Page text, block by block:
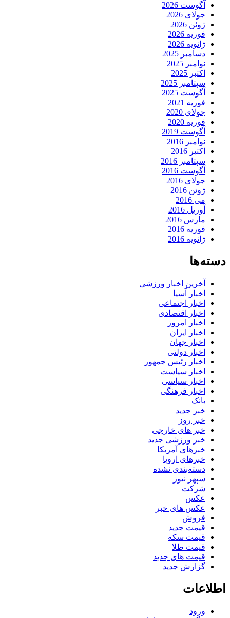
آگوست 2026
جولای 2026
ژوئن 2026
فوریه 2026
ژانویه 2026
دسامبر 2025
نوامبر 2025
اکتبر 2025
سپتامبر 2025
آگوست 2025
فوریه 2021
جولای 2020
فوریه 2020
آگوست 2019
نوامبر 2016
اکتبر 2016
سپتامبر 2016
آگوست 2016
جولای 2016
ژوئن 2016
می 2016
آوریل 2016
مارس 2016
فوریه 2016
ژانویه 2016
دسته‌ها
آخرین اخبار ورزشی
اخبار آسیا
اخبار اجتماعی
اخبار اقتصادی
اخبار امروز
اخبار ایران
اخبار جهان
اخبار دولتی
اخبار رئیس جمهور
اخبار سیاست
اخبار سیاسی
اخبار فرهنگی
بانک
خبر جدید
خبر روز
خبر های خارجی
خبر ورزشی جدید
خبرهای آمریکا
خبرهای اروپا
دسته‌بندی نشده
سپهر نیوز
شرکت
عکس
عکس های خبر
فروش
قیمت جدید
قیمت سکه
قیمت طلا
قیمت های جدید
گزارش جدید
اطلاعات
ورود